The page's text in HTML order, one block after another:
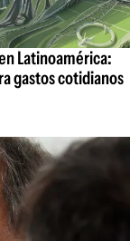
Latinoamérica:
gastos cotidianos